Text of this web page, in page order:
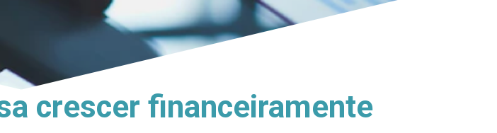
crescer financeiramente